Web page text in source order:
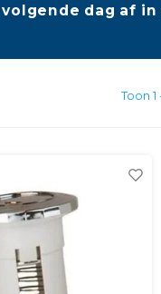
dag af in
Toon 1